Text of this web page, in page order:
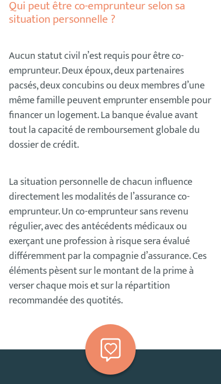
Qui peut être co-emprunteur selon sa
situation personnelle ?
Aucun statut civil n’est requis pour être co-
emprunteur. Deux époux, deux partenaires
pacsés, deux concubins ou deux membres d’une
même famille peuvent emprunter ensemble pour
financer un logement. La banque évalue avant
tout la capacité de remboursement globale du
dossier de crédit.
La situation personnelle de chacun influence
directement les modalités de l’assurance co-
emprunteur. Un co-emprunteur sans revenu
régulier, avec des antécédents médicaux ou
exerçant une profession à risque sera évalué
différemment par la compagnie d’assurance. Ces
éléments pèsent sur le montant de la prime à
verser chaque mois et sur la répartition
recommandée des quotités.